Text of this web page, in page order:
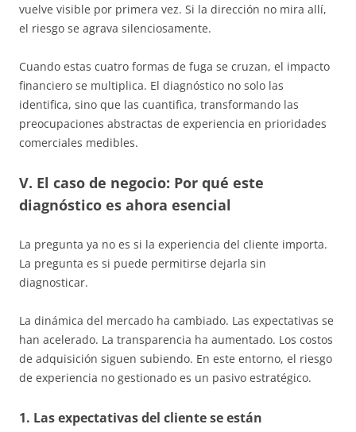
vuelve visible por primera vez. Si la dirección no mira allí,
el riesgo se agrava silenciosamente.
Cuando estas cuatro formas de fuga se cruzan, el impacto
financiero se multiplica. El diagnóstico no solo las
identifica, sino que las cuantifica, transformando las
preocupaciones abstractas de experiencia en prioridades
comerciales medibles.
V. El caso de negocio: Por qué este
diagnóstico es ahora esencial
La pregunta ya no es si la experiencia del cliente importa.
La pregunta es si puede permitirse dejarla sin
diagnosticar.
La dinámica del mercado ha cambiado. Las expectativas se
han acelerado. La transparencia ha aumentado. Los costos
de adquisición siguen subiendo. En este entorno, el riesgo
de experiencia no gestionado es un pasivo estratégico.
1. Las expectativas del cliente se están